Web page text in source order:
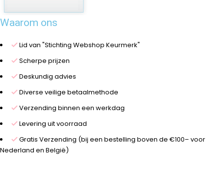
Waarom ons
Lid van "Stichting Webshop Keurmerk"
Scherpe prijzen
Deskundig advies
Diverse veilige betaalmethode
Verzending binnen een werkdag
Levering uit voorraad
Gratis Verzending (bij een bestelling boven de €100– voor
Nederland en België)